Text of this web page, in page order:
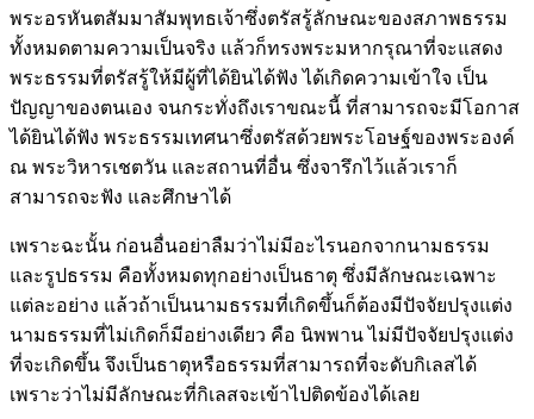
พระอรหันตสัมมาสัมพุทธเจ้าซึ่งตรัสรู้ลักษณะของสภาพธรรม
ทั้งหมดตามความเป็นจริง แล้วก็ทรงพระมหากรุณาที่จะแสดง
พระธรรมที่ตรัสรู้ให้มีผู้ที่ได้ยินได้ฟัง ได้เกิดความเข้าใจ เป็น
ปัญญาของตนเอง จนกระทั่งถึงเราขณะนี้ ที่สามารถจะมีโอกาส
ได้ยินได้ฟัง พระธรรมเทศนาซึ่งตรัสด้วยพระโอษฐ์ของพระองค์
ณ พระวิหารเชตวัน และสถานที่อื่น ซึ่งจารึกไว้แล้วเราก็
สามารถจะฟัง และศึกษาได้
เพราะฉะนั้น ก่อนอื่นอย่าลืมว่าไม่มีอะไรนอกจากนามธรรม
และรูปธรรม คือทั้งหมดทุกอย่างเป็นธาตุ ซึ่งมีลักษณะเฉพาะ
แต่ละอย่าง แล้วถ้าเป็นนามธรรมที่เกิดขึ้นก็ต้องมีปัจจัยปรุงแต่ง
นามธรรมที่ไม่เกิดก็มีอย่างเดียว คือ นิพพาน ไม่มีปัจจัยปรุงแต่ง
ที่จะเกิดขึ้น จึงเป็นธาตุหรือธรรมที่สามารถที่จะดับกิเลสได้
เพราะว่าไม่มีลักษณะที่กิเลสจะเข้าไปติดข้องได้เลย